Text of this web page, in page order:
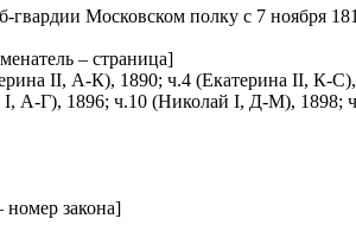
Московском полку с 7 ноября
– страница]
II, А-К), 1890; ч.4 (Екатерина II, К-
А-Г), 1896; ч.10 (Николай I, Д-М), 1898;
номер закона]